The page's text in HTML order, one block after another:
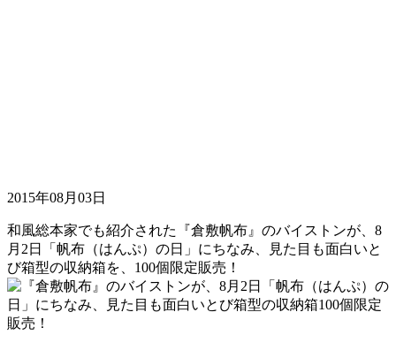
2015年08月03日
和風総本家でも紹介された『倉敷帆布』のバイストンが、8
月2日「帆布（はんぷ）の日」にちなみ、見た目も面白いと
び箱型の収納箱を、100個限定販売！